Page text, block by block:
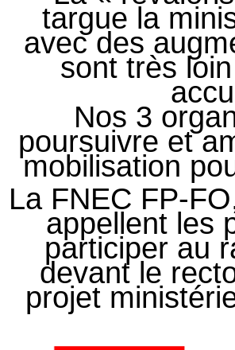
targue la
avec des
sont très
Nos 3
poursuivre et
mobilisation
La FNEC FP-
appellent les
participer au
devant le
projet